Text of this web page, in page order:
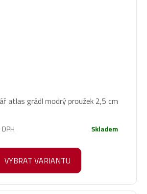
atlas grádl modrý proužek 2,5 cm
Skladem
VYBRAT VARIANTU